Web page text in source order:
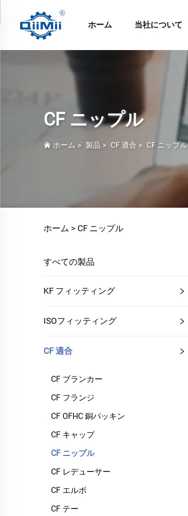
ホーム 当社について
CF ニップル
ホーム > 製品 > CF 適合 > CF ニップル
ホーム > CF ニップル
すべての製品
KF フィッティング
ISOフィッティング
CF 適合
CF ブランカー
CF フランジ
CF OFHC 銅パッキン
CF キャップ
CF ニップル
CF レデューサー
CF エルボ
CF テー